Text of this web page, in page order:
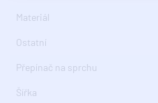
Materiál
Ostatní
Přepínač na sprchu
Šířka